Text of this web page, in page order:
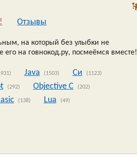
Oтзывы
на который без улыбки не
его на говнокод.ру, посмеёмся вместе!
Java (1503) Си (1123)
(292) Objective C (202)
(138) Lua (49)